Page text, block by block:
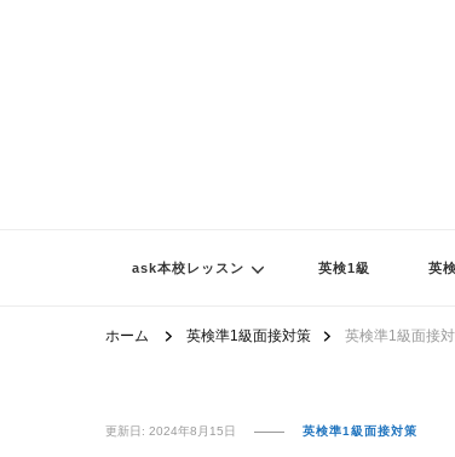
ask本校レッスン 英検1級 英
ホーム 英検準1級面接対策 英検準1級面接
更新日: 2024年8月15日 英検準1級面接対策